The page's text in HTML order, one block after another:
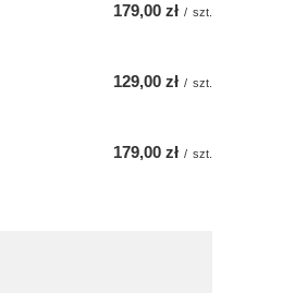
179,00 zł / szt.
129,00 zł / szt.
179,00 zł / szt.